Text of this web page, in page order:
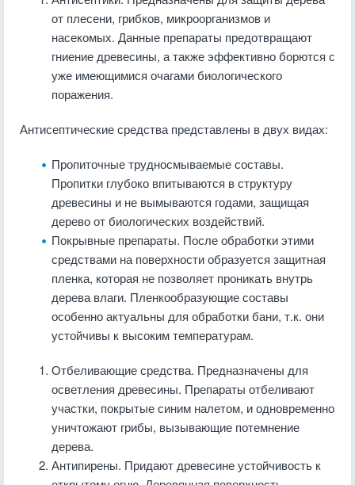
от плесени, грибков, микроорганизмов и
насекомых. Данные препараты предотвращают
гниение древесины, а также эффективно борются с
уже имеющимися очагами биологического
поражения.
Антисептические средства представлены в двух видах:
Пропиточные трудносмываемые составы.
Пропитки глубоко впитываются в структуру
древесины и не вымываются годами, защищая
дерево от биологических воздействий.
Покрывные препараты. После обработки этими
средствами на поверхности образуется защитная
пленка, которая не позволяет проникать внутрь
дерева влаги. Пленкообразующие составы
особенно актуальны для обработки бани, т.к. они
устойчивы к высоким температурам.
Отбеливающие средства. Предназначены для
осветления древесины. Препараты отбеливают
участки, покрытые синим налетом, и одновременно
уничтожают грибы, вызывающие потемнение
дерева.
Антипирены. Придают древесине устойчивость к